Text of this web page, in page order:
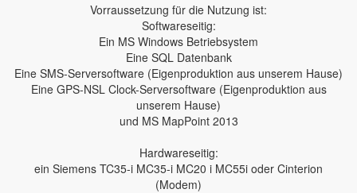
Vorraussetzung für die Nutzung ist:
Softwareseitig:
Ein MS Windows Betriebsystem
Eine SQL Datenbank
Eine SMS-Serversoftware (Eigenproduktion aus unserem Hause)
Eine GPS-NSL Clock-Serversoftware (Eigenproduktion aus
unserem Hause)
und MS MapPoint 2013
Hardwareseitig:
ein Siemens TC35-i MC35-i MC20 i MC55i oder Cinterion
(Modem)